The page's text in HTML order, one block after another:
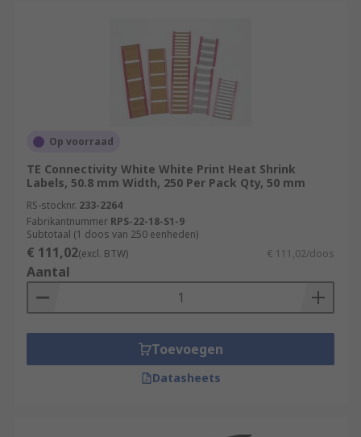
Op voorraad
TE Connectivity White White Print Heat Shrink
Labels, 50.8 mm Width, 250 Per Pack Qty, 50 mm
RS-stocknr. 233-2264
Fabrikantnummer RPS-22-18-S1-9
Subtotaal (1 doos van 250 eenheden)
€ 111,02(excl. BTW) € 111,02/doos
Aantal
Toevoegen
Datasheets